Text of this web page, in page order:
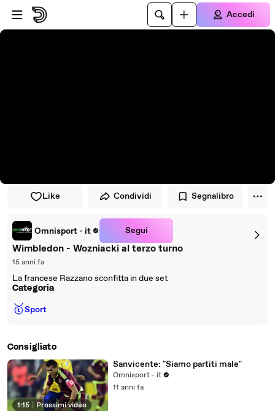
Vai al lettore
Passa al contenuto principale
Accedi
Like Condividi Segnalibro
Omnisport - it Segui
Wimbledon - Wozniacki al terzo turno
15 anni fa
La francese Razzano sconfitta in due set
Categoria
🥇Sport
Consigliato
1:15 Prossimi video
Sanvicente: "Siamo partiti male"
Omnisport - it
11 anni fa